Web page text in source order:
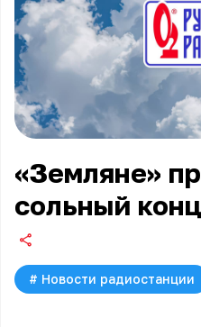
«Земляне»
сольный
# Новости радиостанции